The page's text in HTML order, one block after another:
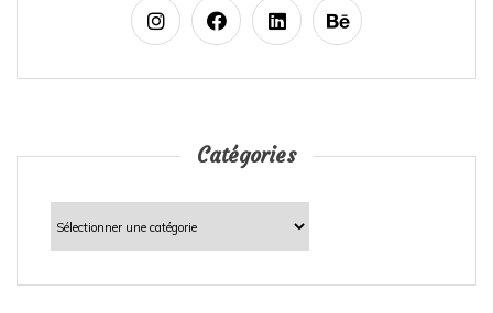
Catégories
Catégories